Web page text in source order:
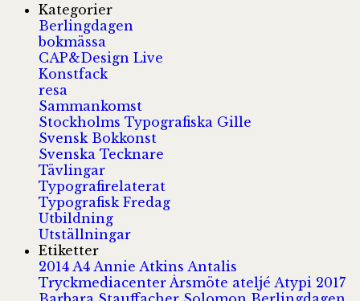
Kategorier
Berlingdagen
bokmässa
CAP&Design Live
Konstfack
resa
Sammankomst
Stockholms Typografiska Gille
Svensk Bokkonst
Svenska Tecknare
Tävlingar
Typografirelaterat
Typografisk Fredag
Utbildning
Utställningar
Etiketter
2014 A4 Annie Atkins Antalis
Tryckmediacenter Årsmöte ateljé Atypi 2017